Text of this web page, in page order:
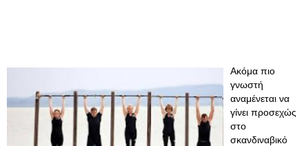
Ακόμα πιο
γνωστή
αναμένεται να
γίνει προσεχώς
στο
σκανδιναβικό